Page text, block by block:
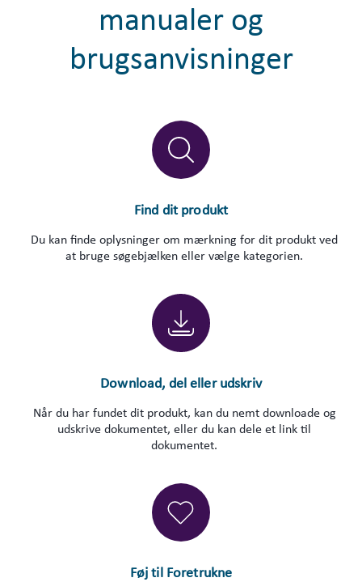
manualer og
brugsanvisninger
Find dit produkt
Du kan finde oplysninger om mærkning for dit produkt ved
at bruge søgebjælken eller vælge kategorien.
Download, del eller udskriv
Når du har fundet dit produkt, kan du nemt downloade og
udskrive dokumentet, eller du kan dele et link til
dokumentet.
Føj til Foretrukne